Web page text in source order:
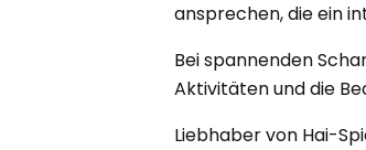
ansprechen, die ein
Bei spannenden
Aktivitäten und die
Liebhaber von Hai-